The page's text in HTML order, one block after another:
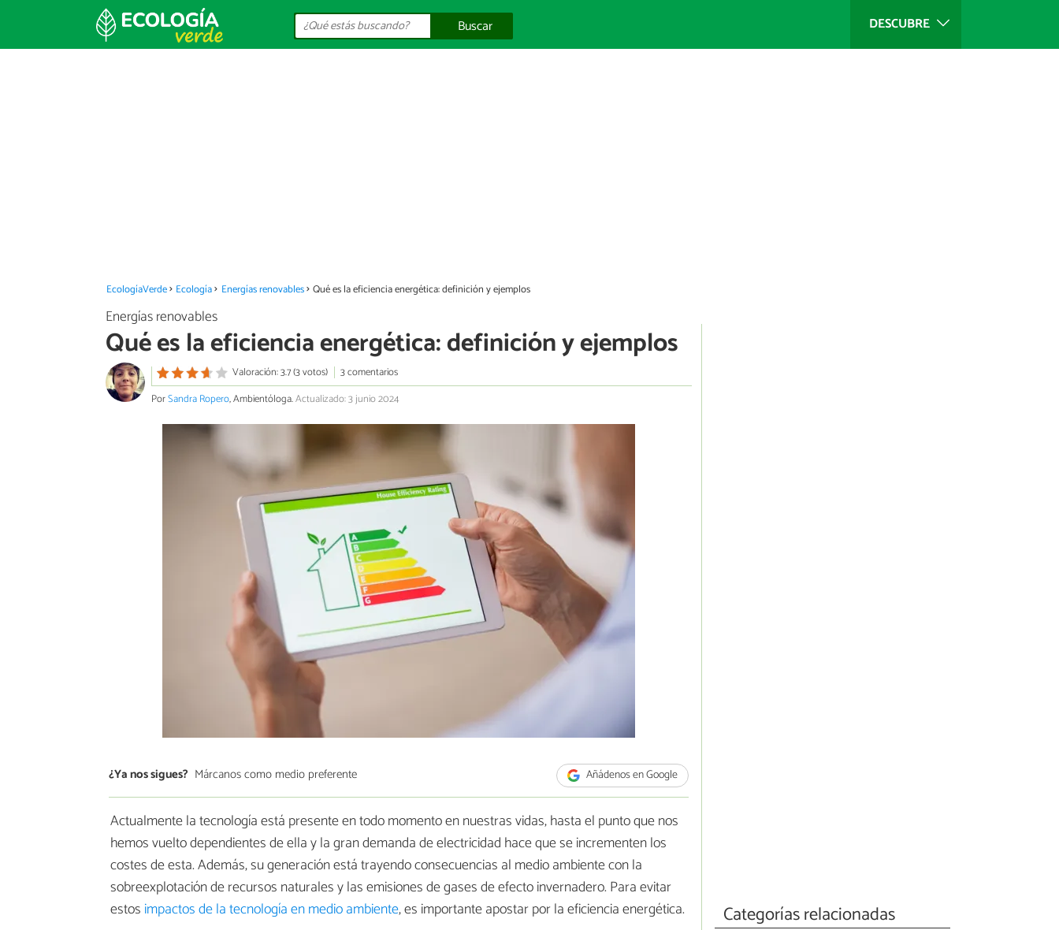
DESCUBRE
Buscar
EcologíaVerde Ecología Energías renovables Qué es la eficiencia energética: definición y ejemplos
Energías renovables
Qué es la eficiencia energética: definición y ejemplos
Valoración: 3.7 (3 votos)
3 comentarios
PorSandra Ropero, Ambientóloga.Actualizado: 3 junio 2024
¿Ya nos sigues? Márcanos como medio preferente Añádenos en Google
Actualmente la tecnología está presente en todo momento en nuestras vidas, hasta el punto que nos
hemos vuelto dependientes de ella y la gran demanda de electricidad hace que se incrementen los
costes de esta. Además, su generación está trayendo consecuencias al medio ambiente con la
sobreexplotación de recursos naturales y las emisiones de gases de efecto invernadero. Para evitar
estos impactos de la tecnología en medio ambiente, es importante apostar por la eficiencia energética.
Categorías relacionadas